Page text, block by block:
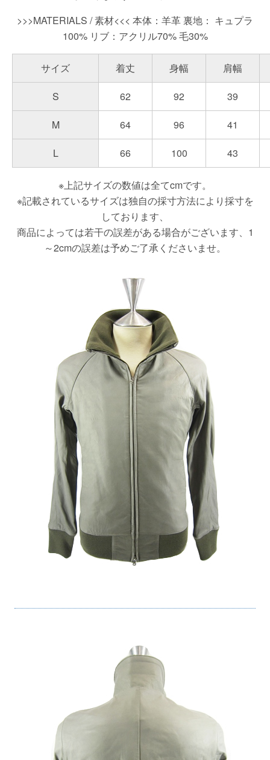
>>>MATERIALS / 素材<<< 本体：羊革 裏地： キュプラ
100% リブ：アクリル70% 毛30%
サイズ 着丈 身幅 肩幅
S 62 92 39
M 64 96 41
L 66 100 43
※上記サイズの数値は全てcmです。
※記載されているサイズは独自の採寸方法により採寸を
しております、
商品によっては若干の誤差がある場合がございます、1
～2cmの誤差は予めご了承くださいませ。